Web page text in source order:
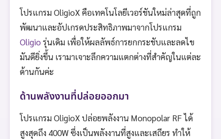
โปรแกรม OligioX คือเทคโนโลยีเวอร์ชันใหม่ล่าสุดที่ถูก
พัฒนาและอัปเกรดประสิทธิภาพมาจากโปรแกรม
Oligio รุ่นเดิม เพื่อให้ผลลัพธ์การยกกระชับและลดไข
มันดียิ่งขึ้น เรามาเจาะลึกความแตกต่างที่สำคัญในแต่ละ
ด้านกันค่ะ
ด้านพลังงานที่ปล่อยออกมา
โปรแกรม OligioX ปล่อยพลังงาน Monopolar RF ได้
สูงสุดถึง 400W ซึ่งเป็นพลังงานที่สูงและเสถียร ทำให้